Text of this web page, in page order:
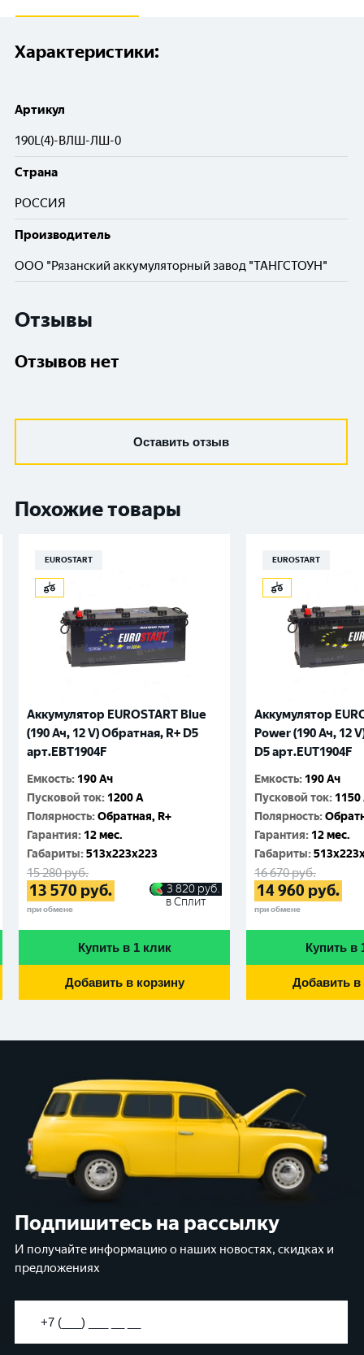
Характеристики:
Артикул
190L(4)-ВЛШ-ЛШ-0
Cтрана
РОССИЯ
Производитель
ООО "Рязанский аккумуляторный завод "ТАНГСТОУН"
Отзывы
Отзывов нет
Оставить отзыв
Похожие товары
EUROSTART
Аккумулятор EUROSTART Blue
(190 Ач, 12 V) Обратная, R+ D5
арт.EBT1904F
Емкость: 190 Ач
Пусковой ток: 1200 A
Полярность:Обратная, R+
Гарантия: 12 мес.
Габариты:513x223x223
15 280руб.
13 570 руб.
при обмене
3 820 руб.
в Сплит
Купить в 1 клик
Добавить в корзину
EUROSTART
Аккумулятор
Power (190 Ач, 12
D5 арт.EUT1904F
Емкость: 190 Ач
Пусковой ток: 1150
Полярность:
Гарантия: 12 мес.
Габариты:
16 670руб.
14 960 руб.
при обмене
Купить в
Добавить в
Подпишитесь на рассылку
И получайте информацию о наших новостях, скидках и
предложениях